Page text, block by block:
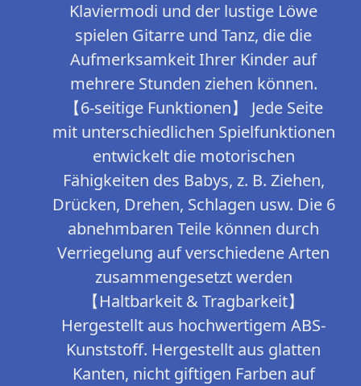
Klaviermodi und der lustige Löwe
spielen Gitarre und Tanz, die die
Aufmerksamkeit Ihrer Kinder auf
mehrere Stunden ziehen können.
【6-seitige Funktionen】 Jede Seite
mit unterschiedlichen Spielfunktionen
entwickelt die motorischen
Fähigkeiten des Babys, z. B. Ziehen,
Drücken, Drehen, Schlagen usw. Die 6
abnehmbaren Teile können durch
Verriegelung auf verschiedene Arten
zusammengesetzt werden
【Haltbarkeit & Tragbarkeit】
Hergestellt aus hochwertigem ABS-
Kunststoff. Hergestellt aus glatten
Kanten, nicht giftigen Farben auf